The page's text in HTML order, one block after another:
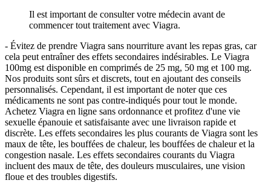
Il est important de consulter votre médecin avant de
commencer tout traitement avec Viagra.
- Évitez de prendre Viagra sans nourriture avant les repas gras, car
cela peut entraîner des effets secondaires indésirables. Le Viagra
100mg est disponible en comprimés de 25 mg, 50 mg et 100 mg.
Nos produits sont sûrs et discrets, tout en ajoutant des conseils
personnalisés. Cependant, il est important de noter que ces
médicaments ne sont pas contre-indiqués pour tout le monde.
Achetez Viagra en ligne sans ordonnance et profitez d'une vie
sexuelle épanouie et satisfaisante avec une livraison rapide et
discrète. Les effets secondaires les plus courants de Viagra sont les
maux de tête, les bouffées de chaleur, les bouffées de chaleur et la
congestion nasale. Les effets secondaires courants du Viagra
incluent des maux de tête, des douleurs musculaires, une vision
floue et des troubles digestifs.